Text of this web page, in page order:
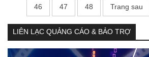
46 47 48 Trang sau
LIÊN LẠC QUẢNG CÁO & BẢO TRỢ